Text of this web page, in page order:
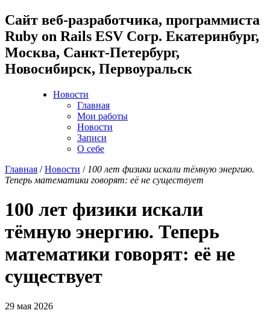
Cайт веб-разработчика, программиста
Ruby on Rails ESV Corp. Екатеринбург,
Москва, Санкт-Петербург,
Новосибирск, Первоуральск
Новости
Главная
Мои работы
Новости
Записи
О себе
Главная /Новости / 100 лет физики искали тёмную энергию.
Теперь математики говорят: её не существует
100 лет физики искали
тёмную энергию. Теперь
математики говорят: её не
существует
29 мая 2026